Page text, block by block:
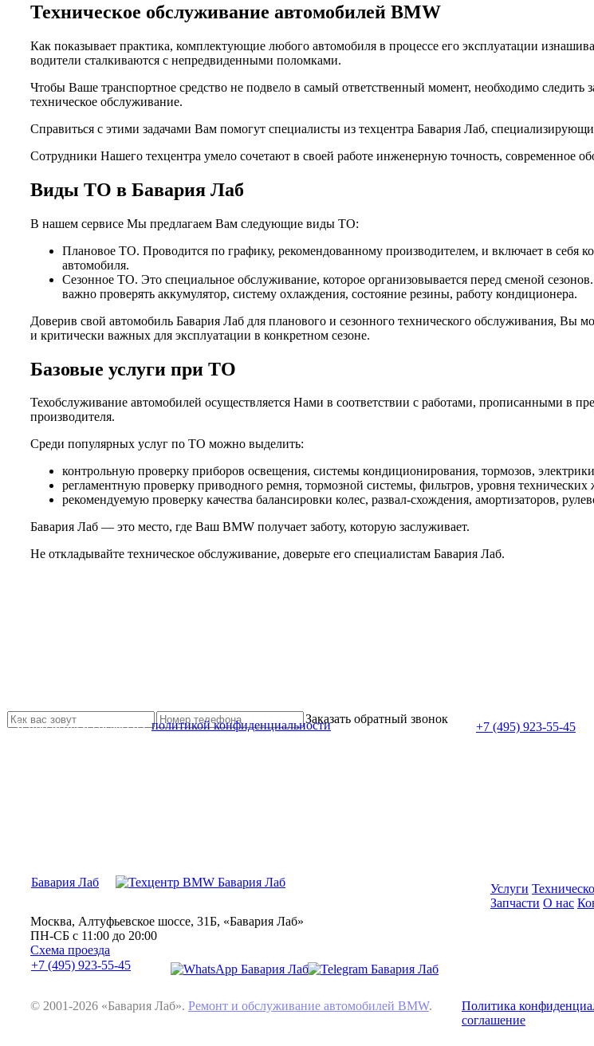
Техническое обслуживание автомобилей BMW
Как показывает практика, комплектующие любого автомобиля в процессе его эксплуатации
водители сталкиваются с непредвиденными поломками.
Чтобы Ваше транспортное средство не подвело в самый ответственный момент, необходимо
техническое обслуживание.
Справиться с этими задачами Вам помогут специалисты из техцентра Бавария Лаб,
Сотрудники Нашего техцентра умело сочетают в своей работе инженерную точность, современное
Виды ТО в Бавария Лаб
В нашем сервисе Мы предлагаем Вам следующие виды ТО:
Плановое ТО. Проводится по графику, рекомендованному производителем, и включает в себя
автомобиля.
Сезонное ТО. Это специальное обслуживание, которое организовывается перед сменой
важно проверять аккумулятор, систему охлаждения, состояние резины, работу кондиционера.
Доверив свой автомобиль Бавария Лаб для планового и сезонного технического обслуживания, Вы
и критически важных для эксплуатации в конкретном сезоне.
Базовые услуги при ТО
Техобслуживание автомобилей осуществляется Нами в соответствии с работами, прописанными в
производителя.
Среди популярных услуг по ТО можно выделить:
контрольную проверку приборов освещения, системы кондиционирования, тормозов,
регламентную проверку приводного ремня, тормозной системы, фильтров, уровня
рекомендуемую проверку качества балансировки колес, развал-схождения, амортизаторов,
Бавария Лаб — это место, где Ваш BMW получает заботу, которую заслуживает.
Не откладывайте техническое обслуживание, доверьте его специалистам Бавария Лаб.
Заказать обратный звонок
Я прочитал и согласен сполитикой конфиденциальности
+7 (495) 923-55-45
Бавария Лаб
Москва, Алтуфьевское шоссе, 31Б, «Бавария Лаб»
ПН-СБ с 11:00 до 20:00
Схема проезда
+7 (495) 923-55-45
Услуги
Запчасти О нас
© 2001-2026 «Бавария Лаб». Ремонт и обслуживание автомобилей BMW. Политика
соглашение